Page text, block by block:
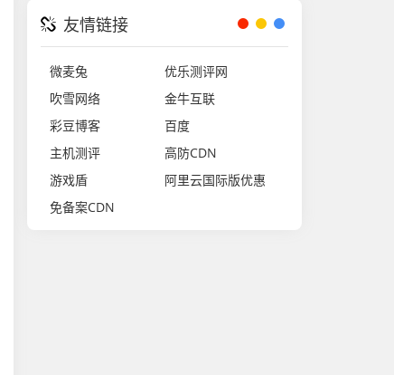
友情链接
微麦兔
优乐测评网
吹雪网络
金牛互联
彩豆博客
百度
主机测评
高防CDN
游戏盾
阿里云国际版优惠
免备案CDN